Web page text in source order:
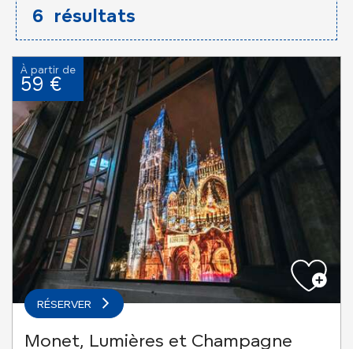
6 résultats
À partir de
59 €
RÉSERVER
Monet, Lumières et Champagne